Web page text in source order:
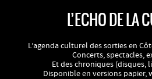
L’ECHO DE LA
L’agenda culturel des sorties en
Concerts, spectacles,
Et des chroniques (disques,
Disponible en versions papier,